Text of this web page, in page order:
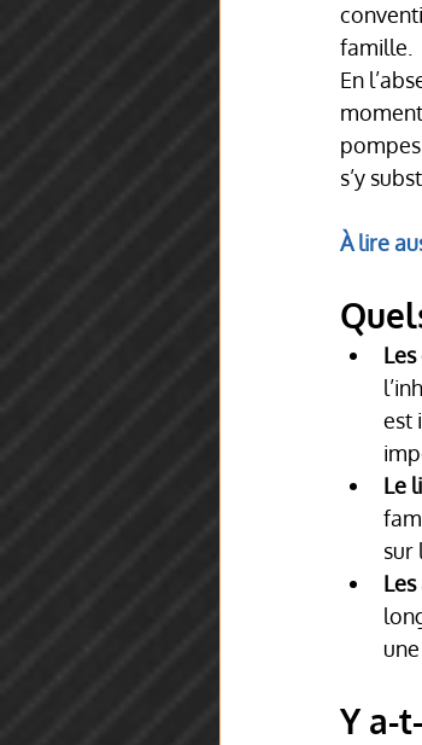
famille.
En
s’y
À lire
est
Le
sur
Y a-